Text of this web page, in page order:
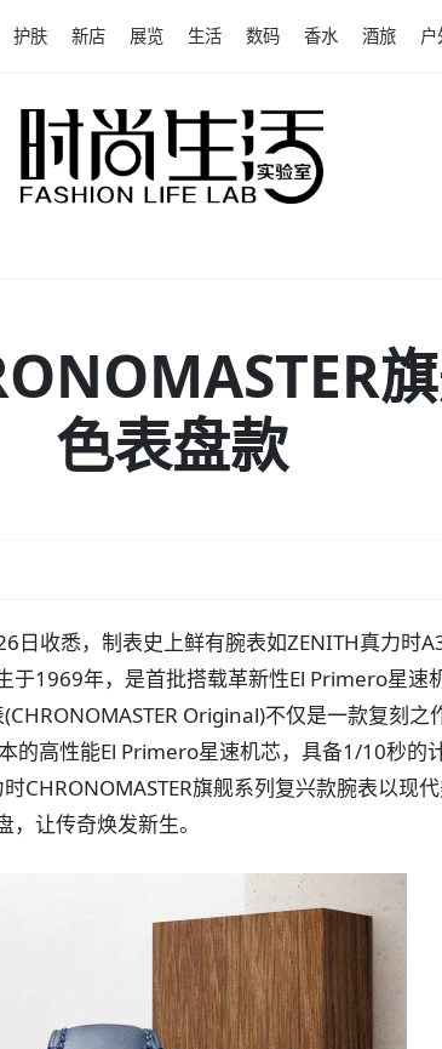
护肤 新店 展览 生活 数码 香水 酒旅 户
色表盘款
日收悉，制表史上鲜有腕表如ZENITH真力时
于1969年，是首批搭载革新性El Primero星速
Original)不仅是一款复刻之
的高性能El Primero星速机芯，具备1/10秒的
CHRONOMASTER旗舰系列复兴款腕表以现
让传奇焕发新生。